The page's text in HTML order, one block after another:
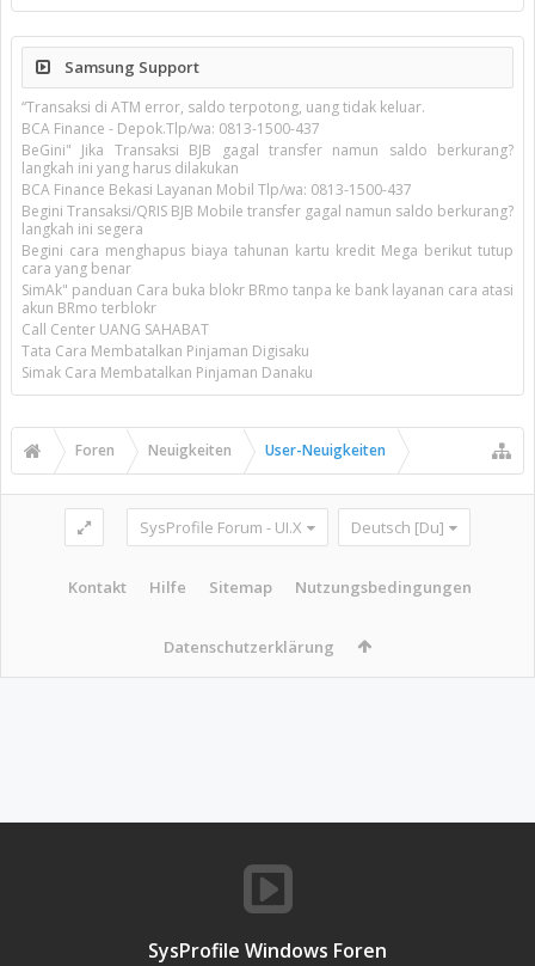
Samsung Support
“Transaksi di ATM error, saldo terpotong, uang tidak keluar.
BCA Finance - Depok.Tlp/wa: 0813-1500-437
BeGini" Jika Transaksi BJB gagal transfer namun saldo berkurang?
langkah ini yang harus dilakukan
BCA Finance Bekasi Layanan Mobil Tlp/wa: 0813-1500-437
Begini Transaksi/QRIS BJB Mobile transfer gagal namun saldo berkurang?
langkah ini segera
Begini cara menghapus biaya tahunan kartu kredit Mega berikut tutup
cara yang benar
SimAk" panduan Cara buka blokr BRmo tanpa ke bank layanan cara atasi
akun BRmo terblokr
Call Center UANG SAHABAT
Tata Cara Membatalkan Pinjaman Digisaku
Simak Cara Membatalkan Pinjaman Danaku
Foren Neuigkeiten User-Neuigkeiten
SysProfile Forum - UI.X Deutsch [Du]
Kontakt Hilfe Sitemap Nutzungsbedingungen
Datenschutzerklärung
SysProfile Windows Foren